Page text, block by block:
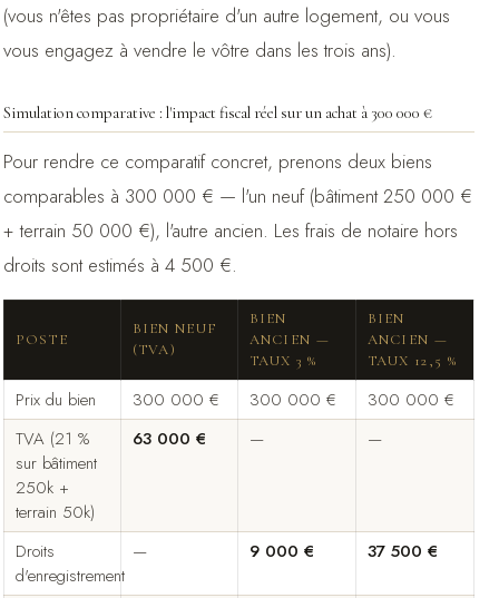
(vous n'êtes pas propriétaire d'un autre logement, ou vous
vous engagez à vendre le vôtre dans les trois ans).
Simulation comparative : l'impact fiscal réel sur un achat à 300 000 €
Pour rendre ce comparatif concret, prenons deux biens
comparables à 300 000 € — l'un neuf (bâtiment 250 000 €
+ terrain 50 000 €), l'autre ancien. Les frais de notaire hors
droits sont estimés à 4 500 €.
POSTE
BIEN NEUF
(TVA)
BIEN
ANCIEN —
TAUX 3 %
BIEN
ANCIEN —
TAUX 12,5 %
Prix du bien 300 000 € 300 000 €
300 000 €
TVA (21 %
sur bâtiment
250k +
terrain 50k)
63 000 € — —
Droits
d'enregistrement
— 9 000 € 37 500 €